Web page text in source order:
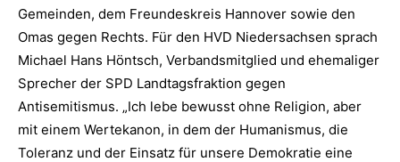
Gemeinden, dem Freundeskreis Hannover sowie den
Omas gegen Rechts. Für den HVD Niedersachsen sprach
Michael Hans Höntsch, Verbandsmitglied und ehemaliger
Sprecher der SPD Landtagsfraktion gegen
Antisemitismus. „Ich lebe bewusst ohne Religion, aber
mit einem Wertekanon, in dem der Humanismus, die
Toleranz und der Einsatz für unsere Demokratie eine